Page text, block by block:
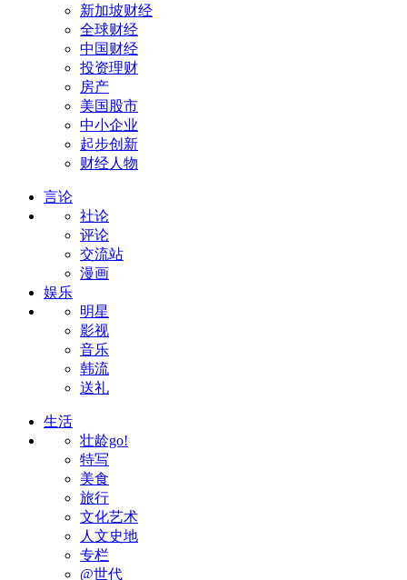
新加坡财经
全球财经
中国财经
投资理财
房产
美国股市
中小企业
起步创新
财经人物
言论
社论
评论
交流站
漫画
娱乐
明星
影视
音乐
韩流
送礼
生活
壮龄go!
特写
美食
旅行
文化艺术
人文史地
专栏
@世代